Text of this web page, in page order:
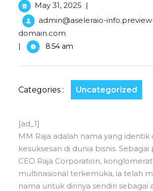
May 31, 2025 |
admin@aseleraio-
domain.com
| 8:54 am
Categories : Uncategorized
[ad_1]
MM Raja adalah nama yang identik
kesuksesan di dunia bisnis.
CEO Raja Corporation, konglomerat
multinasional terkemuka, ia telah
nama untuk dirinya sendiri sebagai